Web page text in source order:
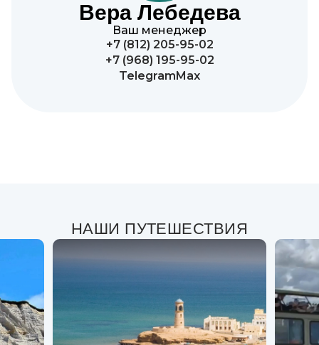
Вера Лебедева
Ваш менеджер
+7 (812) 205-95-02
+7 (968) 195-95-02
TelegramMax
НАШИ ПУТЕШЕСТВИЯ